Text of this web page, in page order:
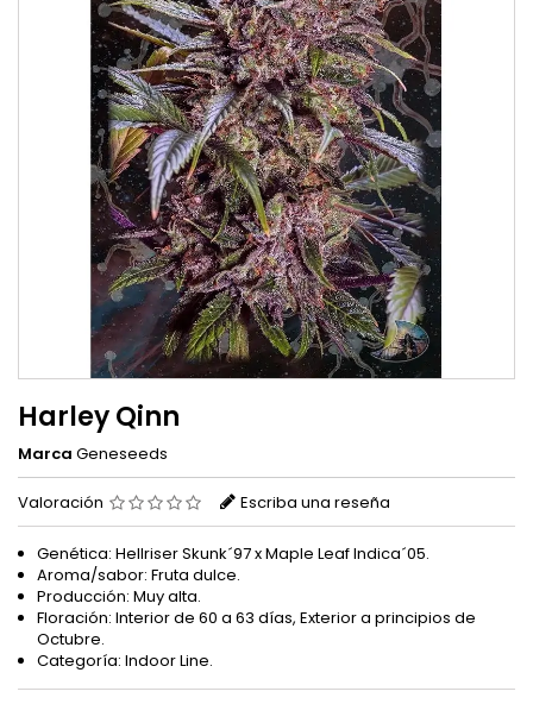
Harley Qinn
Marca Geneseeds
Valoración Escriba una reseña
Genética: Hellriser Skunk´97 x Maple Leaf Indica´05.
Aroma/sabor: Fruta dulce.
Producción: Muy alta.
Floración: Interior de 60 a 63 días, Exterior a principios de
Octubre.
Categoría: Indoor Line.